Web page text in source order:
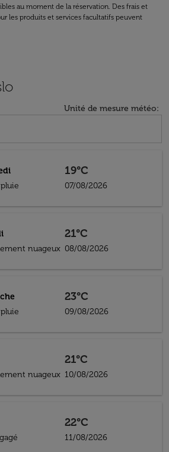
au moment de la réservation. Des frais et
les produits et services facultatifs peuvent
Unité de mesure météo:
19°C
07/08/2026
nuageux
21°C
08/08/2026
23°C
09/08/2026
nuageux
21°C
10/08/2026
22°C
11/08/2026